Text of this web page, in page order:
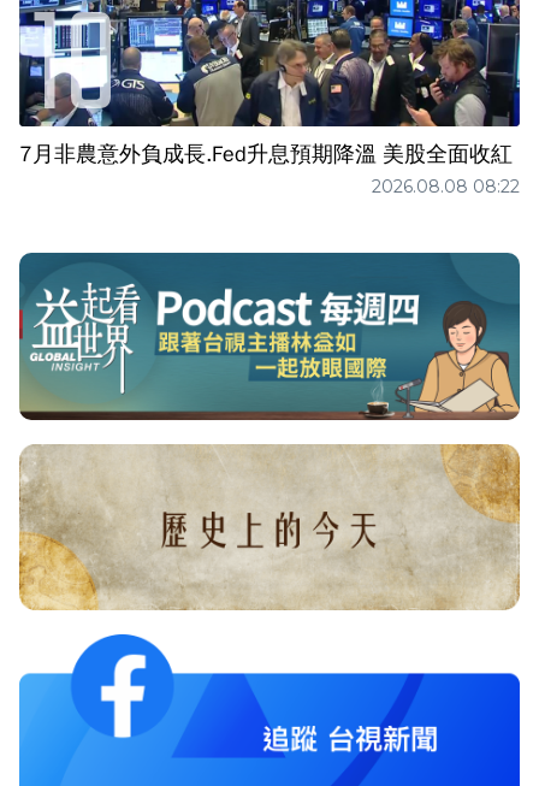
7月非農意外負成長.Fed升息預期降溫 美股全面收紅
2026.08.08 08:22